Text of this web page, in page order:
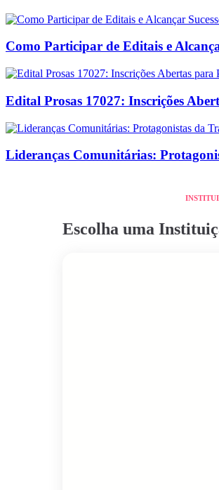
Como Participar de Editais e
Edital Prosas 17027: Inscrições
Lideranças Comunitárias:
Escolha uma